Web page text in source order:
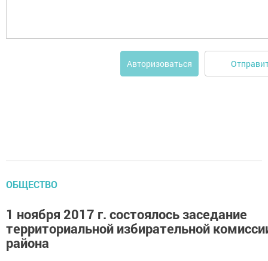
Авторизоваться
ОБЩЕСТВО
1 ноября 2017 г. состоялось заседание
территориальной избирательной
района